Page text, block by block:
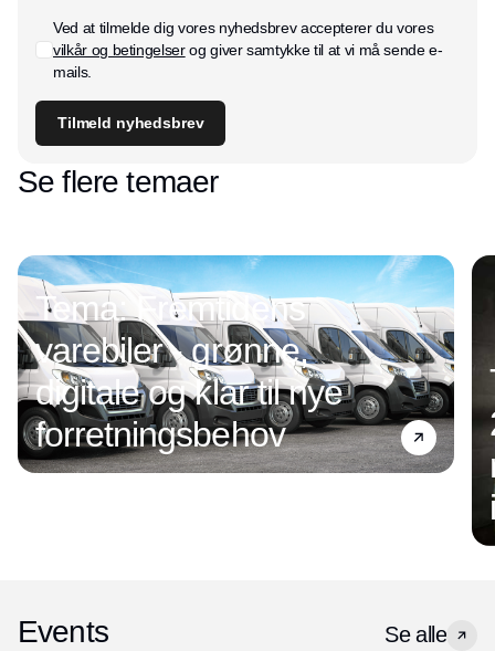
Ved at tilmelde dig vores nyhedsbrev accepterer du vores
vilkår og betingelserog giver samtykke til at vi må sende e-
mails.
Tilmeld nyhedsbrev
Se flere temaer
Tema: Fremtidens
varebiler - grønne,
digitale og klar til nye
forretningsbehov
Events Se alle